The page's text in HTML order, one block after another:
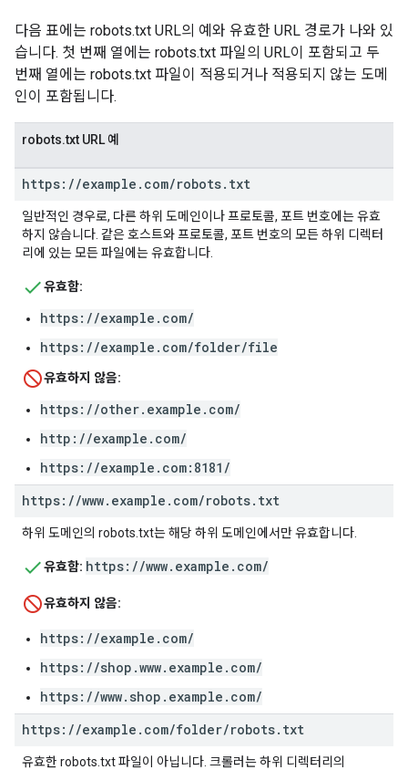
다음 표에는 robots.txt URL의 예와 유효한 URL 경로가 나와 있
습니다. 첫 번째 열에는 robots.txt 파일의 URL이 포함되고 두
번째 열에는 robots.txt 파일이 적용되거나 적용되지 않는 도메
인이 포함됩니다.
robots.txt URL 예
https: //example . com/robots. txt
일반적인 경우로, 다른 하위 도메인이나 프로토콜, 포트 번호에는 유효
하지 않습니다. 같은 호스트와 프로토콜, 포트 번호의 모든 하위 디렉터
리에 있는 모든 파일에는 유효합니다.
유효함:
https://example.com/
https://example.com/folder/file
유효하지 않음:
https://other.example.com/
http://example.com/
https://example.com:8181/
https: //www. example . com/robots. txt
하위 도메인의 robots.txt는 해당 하위 도메인에서만 유효합니다.
유효함: https://www.example.com/
유효하지 않음:
https://example.com/
https://shop.www.example.com/
https://www.shop.example.com/
https: //example . com/folder/robots. txt
유효한 robots.txt 파일이 아닙니다. 크롤러는 하위 디렉터리의